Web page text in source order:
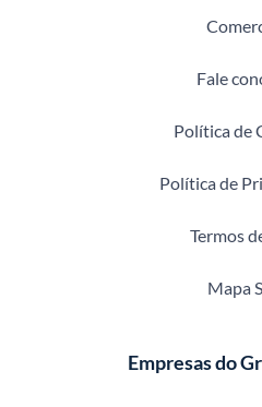
Fale
Política de
Política de
Termos
Mapa
Empresas do